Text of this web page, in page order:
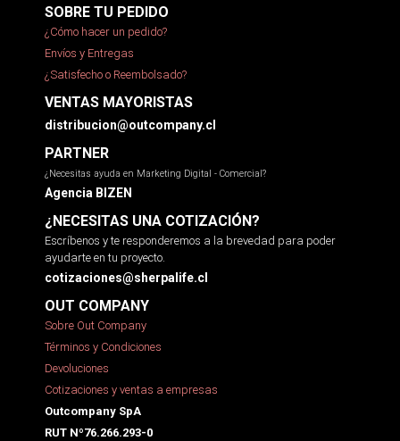
SOBRE TU PEDIDO
¿Cómo hacer un pedido?
Envíos y Entregas
¿Satisfecho o Reembolsado?
VENTAS MAYORISTAS
distribucion@outcompany.cl
PARTNER
¿Necesitas ayuda en Marketing Digital - Comercial?
Agencia BIZEN
¿NECESITAS UNA COTIZACIÓN?
Escríbenos y te responderemos a la brevedad para poder
ayudarte en tu proyecto.
cotizaciones@sherpalife.cl
OUT COMPANY
Sobre Out Company
Términos y Condiciones
Devoluciones
Cotizaciones y ventas a empresas
Outcompany SpA
RUT Nº76.266.293-0